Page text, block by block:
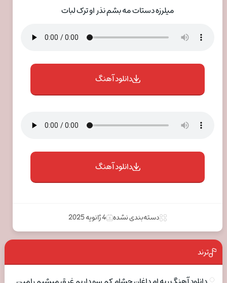
میلرزه دستات مه بشم نذر او ترک لبات
دانلود آهنگ
دانلود آهنگ
دسته‌بندی نشده 4 ژانویه 2025
ترند